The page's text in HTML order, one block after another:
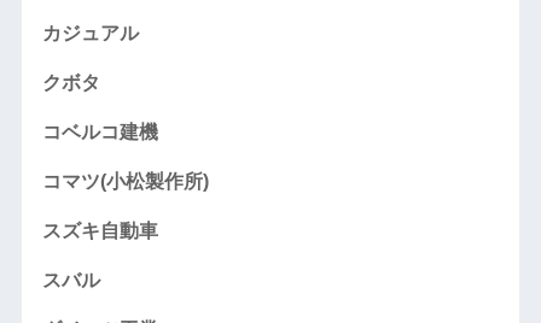
カジュアル
クボタ
コベルコ建機
コマツ(小松製作所)
スズキ自動車
スバル